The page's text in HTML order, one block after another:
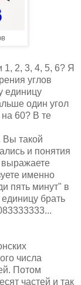
1, 2, 3, 4, 5, 6? Я
углов
единицу
один угол
60? В те
Вы такой
и понятия
выражаете
именно
пять минут" в
брать
числа
Потом
частей и так